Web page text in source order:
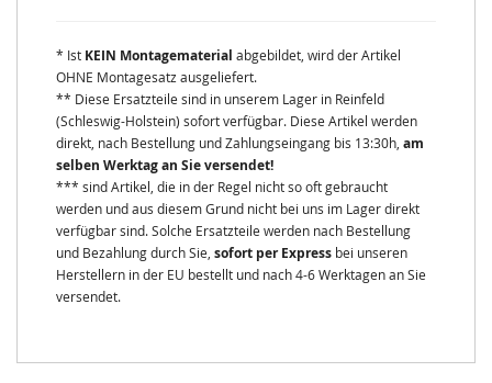
* Ist KEIN Montagematerial abgebildet, wird der Artikel
OHNE Montagesatz ausgeliefert.
** Diese Ersatzteile sind in unserem Lager in Reinfeld
(Schleswig-Holstein) sofort verfügbar. Diese Artikel werden
direkt, nach Bestellung und Zahlungseingang bis 13:30h, am
selben Werktag an Sie versendet!
*** sind Artikel, die in der Regel nicht so oft gebraucht
werden und aus diesem Grund nicht bei uns im Lager direkt
verfügbar sind. Solche Ersatzteile werden nach Bestellung
und Bezahlung durch Sie, sofort per Express bei unseren
Herstellern in der EU bestellt und nach 4-6 Werktagen an Sie
versendet.